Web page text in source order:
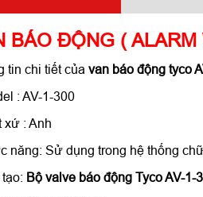
BÁO ĐỘNG ( ALARM
tin chi tiết của van báo động tyco
: AV-1-300
xứ : Anh
năng: Sử dụng trong hệ thống
Bộ valve báo động Tyco AV-1-